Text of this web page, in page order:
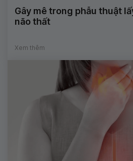
Gây mê trong phẫu thuật
não thất
Xem thêm